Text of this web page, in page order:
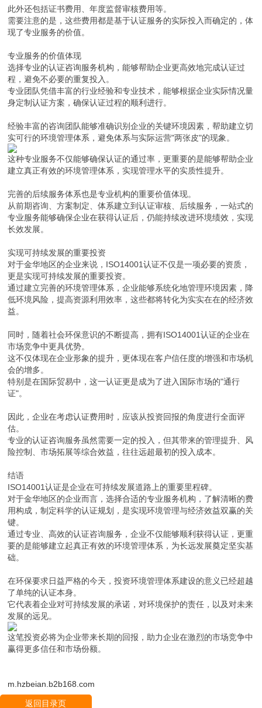
此外还包括证书费用、年度监督审核费用等。
需要注意的是，这些费用都是基于认证服务的实际投入而确定的，体
现了专业服务的价值。
专业服务的价值体现
选择专业的认证咨询服务机构，能够帮助企业更高效地完成认证过
程，避免不必要的重复投入。
专业团队凭借丰富的行业经验和专业技术，能够根据企业实际情况量
身定制认证方案，确保认证过程的顺利进行。
经验丰富的咨询团队能够准确识别企业的关键环境因素，帮助建立切
实可行的环境管理体系，避免体系与实际运营"两张皮"的现象。
这种专业服务不仅能够确保认证的通过率，更重要的是能够帮助企业
建立真正有效的环境管理体系，实现管理水平的实质性提升。
完善的后续服务体系也是专业机构的重要价值体现。
从前期咨询、方案制定、体系建立到认证审核、后续服务，一站式的
专业服务能够确保企业在获得认证后，仍能持续改进环境绩效，实现
长效发展。
实现可持续发展的重要投资
对于金华地区的企业来说，ISO14001认证不仅是一项必要的资质，
更是实现可持续发展的重要投资。
通过建立完善的环境管理体系，企业能够系统化地管理环境因素，降
低环境风险，提高资源利用效率，这些都将转化为实实在在的经济效
益。
同时，随着社会环保意识的不断提高，拥有ISO14001认证的企业在
市场竞争中更具优势。
这不仅体现在企业形象的提升，更体现在客户信任度的增强和市场机
会的增多。
特别是在国际贸易中，这一认证更是成为了进入国际市场的"通行
证"。
因此，企业在考虑认证费用时，应该从投资回报的角度进行全面评
估。
专业的认证咨询服务虽然需要一定的投入，但其带来的管理提升、风
险控制、市场拓展等综合效益，往往远超最初的投入成本。
结语
ISO14001认证是企业在可持续发展道路上的重要里程碑。
对于金华地区的企业而言，选择合适的专业服务机构，了解清晰的费
用构成，制定科学的认证规划，是实现环境管理与经济效益双赢的关
键。
通过专业、高效的认证咨询服务，企业不仅能够顺利获得认证，更重
要的是能够建立起真正有效的环境管理体系，为长远发展奠定坚实基
础。
在环保要求日益严格的今天，投资环境管理体系建设的意义已经超越
了单纯的认证本身。
它代表着企业对可持续发展的承诺，对环境保护的责任，以及对未来
发展的远见。
这笔投资必将为企业带来长期的回报，助力企业在激烈的市场竞争中
赢得更多信任和市场份额。
m.hzbeian.b2b168.com
返回目录页